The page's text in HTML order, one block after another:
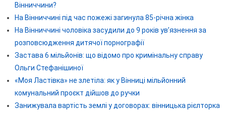
Вінниччини?
На Вінниччині під час пожежі загинула 85-річна жінка
На Вінниччині чоловіка засудили до 9 років ув’язнення за
розповсюдження дитячої порнографії
Застава 6 мільйонів: що відомо про кримінальну справу
Ольги Стефанішиної
«Моя Ластівка» не злетіла: як у Вінниці мільйонний
комунальний проєкт дійшов до ручки
Занижувала вартість землі у договорах: вінницька рієлторка